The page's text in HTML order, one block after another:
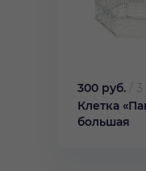
300 руб.
3
Клетка
большая